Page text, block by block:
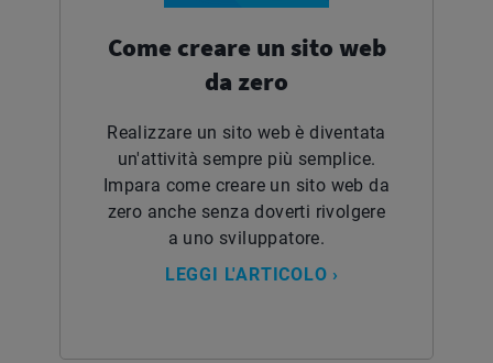
Come creare un sito web
da zero
Realizzare un sito web è diventata
un'attività sempre più semplice.
Impara come creare un sito web da
zero anche senza doverti rivolgere
a uno sviluppatore.
LEGGI L'ARTICOLO ›